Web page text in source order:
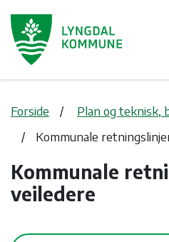
Forside
Plan og teknisk,
Kommunale
Kommunale
veiledere